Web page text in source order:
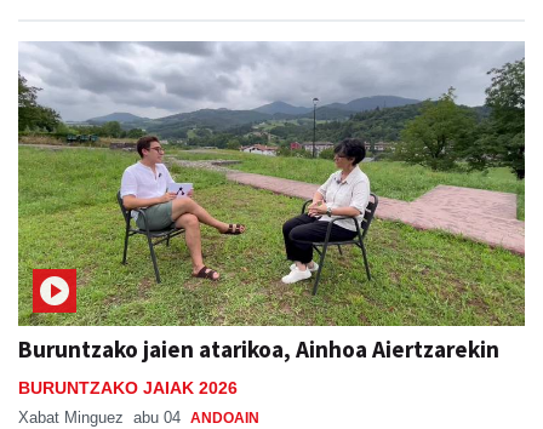
Buruntzako jaien atarikoa, Ainhoa Aiertzarekin
BURUNTZAKO JAIAK 2026
Xabat Minguez abu 04 ANDOAIN